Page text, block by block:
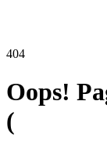
404
Oops!
(